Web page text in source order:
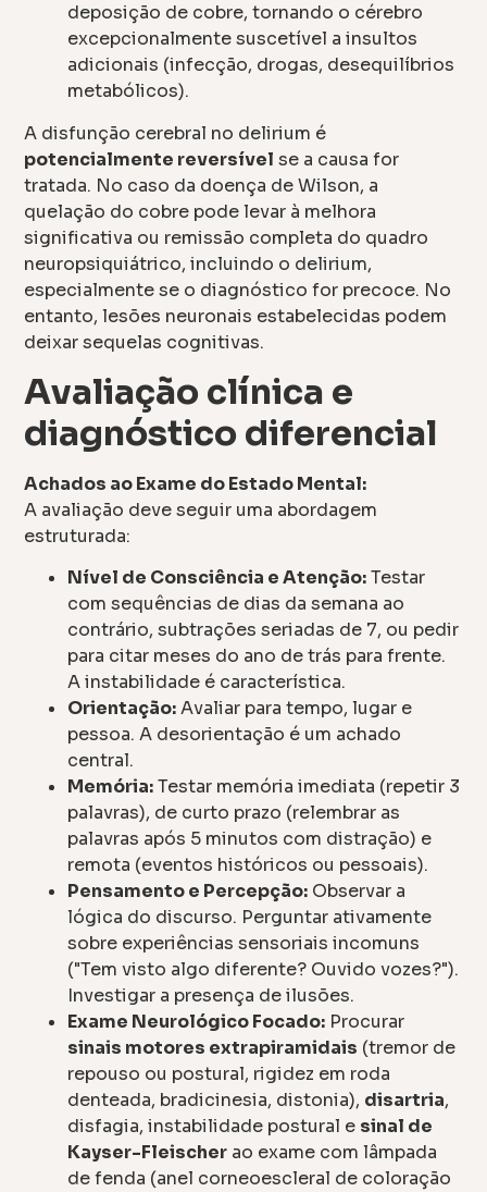
deposição de cobre, tornando o cérebro
excepcionalmente suscetível a insultos
adicionais (infecção, drogas, desequilíbrios
metabólicos).
A disfunção cerebral no delirium é
potencialmente reversível se a causa for
tratada. No caso da doença de Wilson, a
quelação do cobre pode levar à melhora
significativa ou remissão completa do quadro
neuropsiquiátrico, incluindo o delirium,
especialmente se o diagnóstico for precoce. No
entanto, lesões neuronais estabelecidas podem
deixar sequelas cognitivas.
Avaliação clínica e
diagnóstico diferencial
Achados ao Exame do Estado Mental:
A avaliação deve seguir uma abordagem
estruturada:
Nível de Consciência e Atenção:Testar
com sequências de dias da semana ao
contrário, subtrações seriadas de 7, ou pedir
para citar meses do ano de trás para frente.
A instabilidade é característica.
Orientação:Avaliar para tempo, lugar e
pessoa. A desorientação é um achado
central.
Memória:Testar memória imediata (repetir 3
palavras), de curto prazo (relembrar as
palavras após 5 minutos com distração) e
remota (eventos históricos ou pessoais).
Pensamento e Percepção: Observar a
lógica do discurso. Perguntar ativamente
sobre experiências sensoriais incomuns
("Tem visto algo diferente? Ouvido vozes?").
Investigar a presença de ilusões.
Exame Neurológico Focado: Procurar
sinais motores extrapiramidais (tremor de
repouso ou postural, rigidez em roda
denteada, bradicinesia, distonia), disartria,
disfagia, instabilidade postural e sinal de
Kayser-Fleischer ao exame com lâmpada
de fenda (anel corneoescleral de coloração